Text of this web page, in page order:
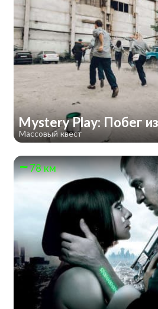
Mystery Play: Побег
Массовый квест
78 км